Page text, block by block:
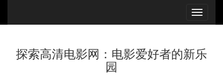
探索高清电影网：电影爱好者的新乐
园